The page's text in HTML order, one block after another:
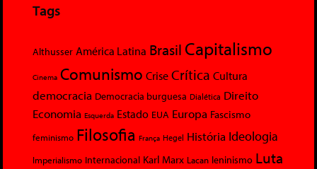
Tags
Althusser América Latina Brasil Capitalismo
Cinema Comunismo Crise Crítica Cultura
democracia Democracia burguesa Dialética Direito
Economia Esquerda Estado EUA Europa Fascismo
feminismo Filosofia França Hegel História Ideologia
Imperialismo Internacional Karl Marx Lacan leninismo Luta